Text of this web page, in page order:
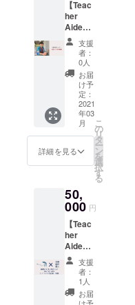
育関係
者を始
め、子
どもを
学校に
託す保
護者の
方々、
地域の
方々、
子ども
たち自
すべて
の人が
ている
想いだ
と考え
ていま
す。 そ
んな
"Teach
er
Aide"
の想い
を形に
す。 自
分自身
が身に
付け、
その
後、想
いを共
有した
い方に
差し上
げてく
ださ
いっぱ
いの感
したた
めたお
手紙と
ともに
お送り
しま
す。
いるブ
ログ
Teache
r Aide
Diaryに
教育を
中心
に、
様々な
活動を
されて
いる方
を紹介
する
いま
す。
30~60
分ほ
ど、
しっか
り取材
させて
いただ
き、記
ビュー
をさせ
て頂き
ます。
お話を
しっか
り聞か
せて頂
き、
Teache
r Aide
メン
バーブ
ログ
or じん
ぺー個
グにて
まとめ
させて
頂きま
す。 よ
けれ
ば、
【Teac
her
Aide代
表が全
国どこ
でも登
壇権】
Teache
r Aide
共同代
表のじ
んぺー
が全国
どこで
も登壇
ベント
の宣伝
にも最
大限協
力させ
て頂き
ます。
※交通費
等も含
まれま
すが、
支援
者：
0人
お届
け予
定：
2021
年03
月
詳細を見る
こ
の
リ
タ
ー
ン
を
選
択
す
る
50,
000 円
【Teac
her
Aideと
イベン
ト企
画・実
施】
Teache
支援
者：
1人
お届